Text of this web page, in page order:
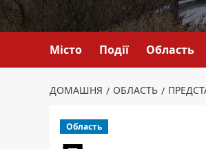
Місто Події Область
ДОМАШНЯ ОБЛАСТЬ
Область